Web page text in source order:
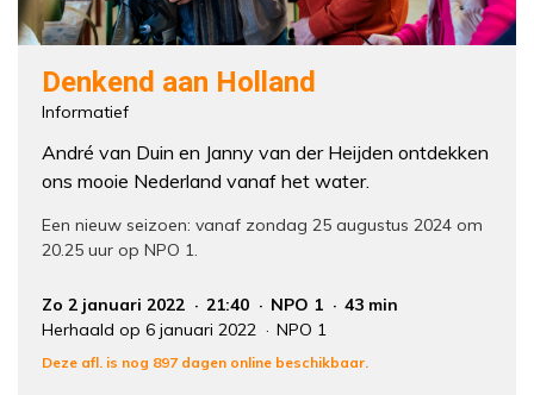
Denkend aan Holland
Informatief
André van Duin en Janny van der Heijden ontdekken
ons mooie Nederland vanaf het water.
Een nieuw seizoen: vanaf zondag 25 augustus 2024 om
20.25 uur op NPO 1.
Zo 2 januari 2022 21:40 NPO 1
43 min
Herhaald op 6 januari 2022
NPO 1
Deze afl. is nog 897 dagen online beschikbaar.